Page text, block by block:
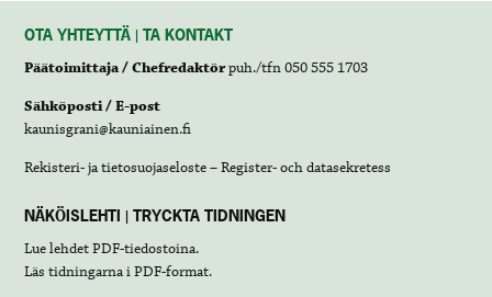
OTA YHTEYTTÄ | TA KONTAKT
Päätoimittaja / Chefredaktörpuh./tfn 050 555 1703
Sähköposti / E-post
kaunisgrani@kauniainen.fi
Rekisteri- ja tietosuojaseloste – Register- och datasekretess
NÄKÖISLEHTI | TRYCKTA TIDNINGEN
Lue lehdetPDF-tiedostoina.
Läs tidningarna iPDF-format.